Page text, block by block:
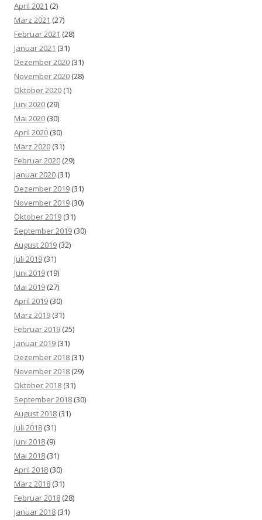
April 2021 (2)
März 2021 (27)
Februar 2021 (28)
Januar 2021 (31)
Dezember 2020 (31)
November 2020 (28)
Oktober 2020 (1)
Juni 2020 (29)
Mai 2020 (30)
April 2020 (30)
März 2020 (31)
Februar 2020 (29)
Januar 2020 (31)
Dezember 2019 (31)
November 2019 (30)
Oktober 2019 (31)
September 2019 (30)
August 2019 (32)
Juli 2019 (31)
Juni 2019 (19)
Mai 2019 (27)
April 2019 (30)
März 2019 (31)
Februar 2019 (25)
Januar 2019 (31)
Dezember 2018 (31)
November 2018 (29)
Oktober 2018 (31)
September 2018 (30)
August 2018 (31)
Juli 2018 (31)
Juni 2018 (9)
Mai 2018 (31)
April 2018 (30)
März 2018 (31)
Februar 2018 (28)
Januar 2018 (31)